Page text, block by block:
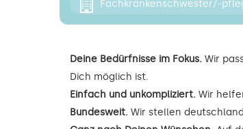
Fachkrankenschwester/-
Deine Bedürfnisse im Fokus. Wir
Dich möglich ist.
Einfach und unkompliziert. Wir
Bundesweit. Wir stellen